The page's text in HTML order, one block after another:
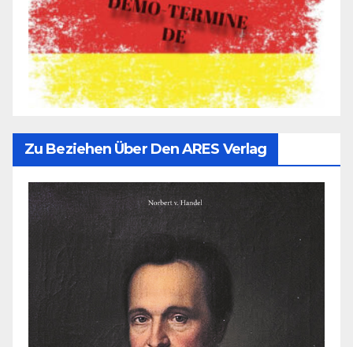
Zu Beziehen Über Den ARES Verlag